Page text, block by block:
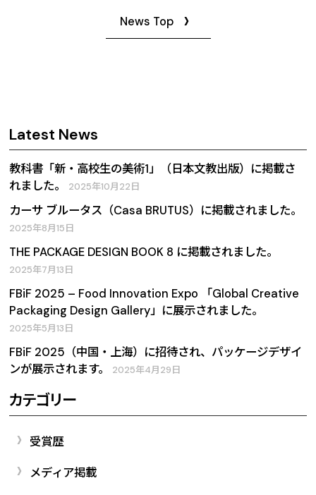
News Top
Latest News
教科書「新・高校生の美術1」（日本文教出版）に掲載さ
れました。
2025年10月22日
カーサ ブルータス（Casa BRUTUS）に掲載されました。
2025年8月15日
THE PACKAGE DESIGN BOOK 8 に掲載されました。
2025年7月13日
FBiF 2025 – Food Innovation Expo 「Global Creative
Packaging Design Gallery」に展示されました。
2025年5月13日
FBiF 2025（中国・上海）に招待され、パッケージデザイ
ンが展示されます。
2025年4月29日
カテゴリー
受賞歴
メディア掲載